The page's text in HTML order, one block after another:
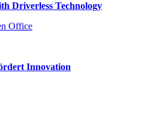
Driverless Technology
Innovation